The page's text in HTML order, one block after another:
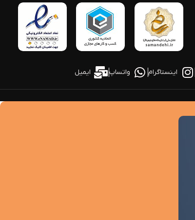
اینستاگرام واتساپ ایمیل